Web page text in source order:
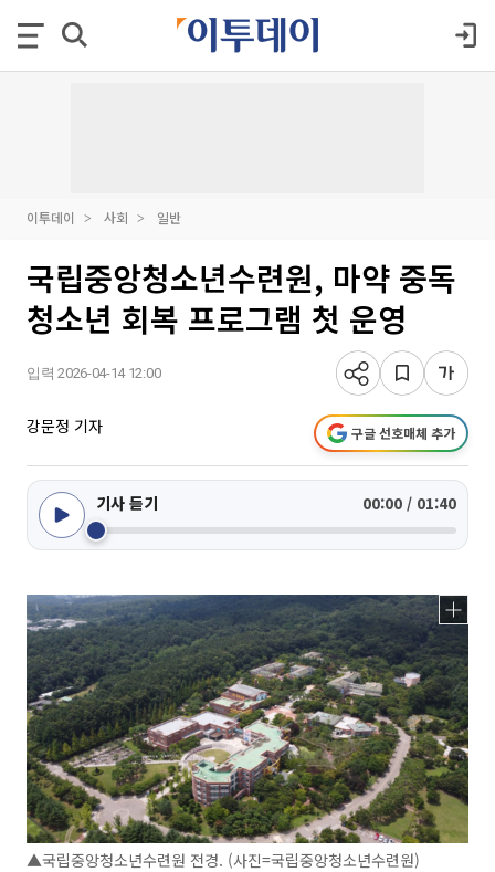
이투데이 사회 일반
국립중앙청소년수련원, 마약 중독
청소년 회복 프로그램 첫 운영
입력 2026-04-14 12:00
강문정 기자 구글 선호매체 추가
기사 듣기 00:00 / 01:40
▲국립중앙청소년수련원 전경. (사진=국립중앙청소년수련원)